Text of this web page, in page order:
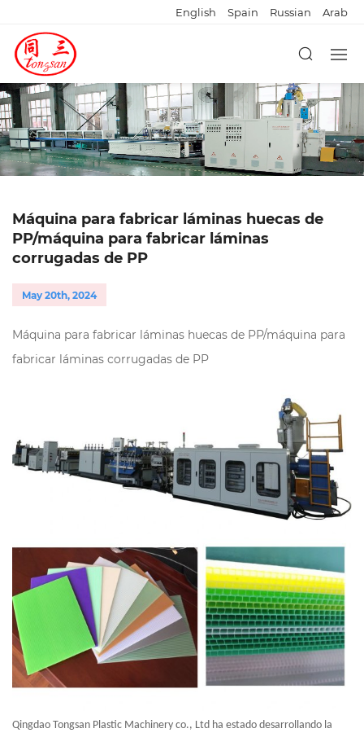
English Spain Russian Arab
Máquina para fabricar láminas huecas de
PP/máquina para fabricar láminas
corrugadas de PP
May 20th, 2024
Máquina para fabricar láminas huecas de PP/máquina para
fabricar láminas corrugadas de PP
Qingdao Tongsan Plastic Machinery co., Ltd ha estado desarrollando la